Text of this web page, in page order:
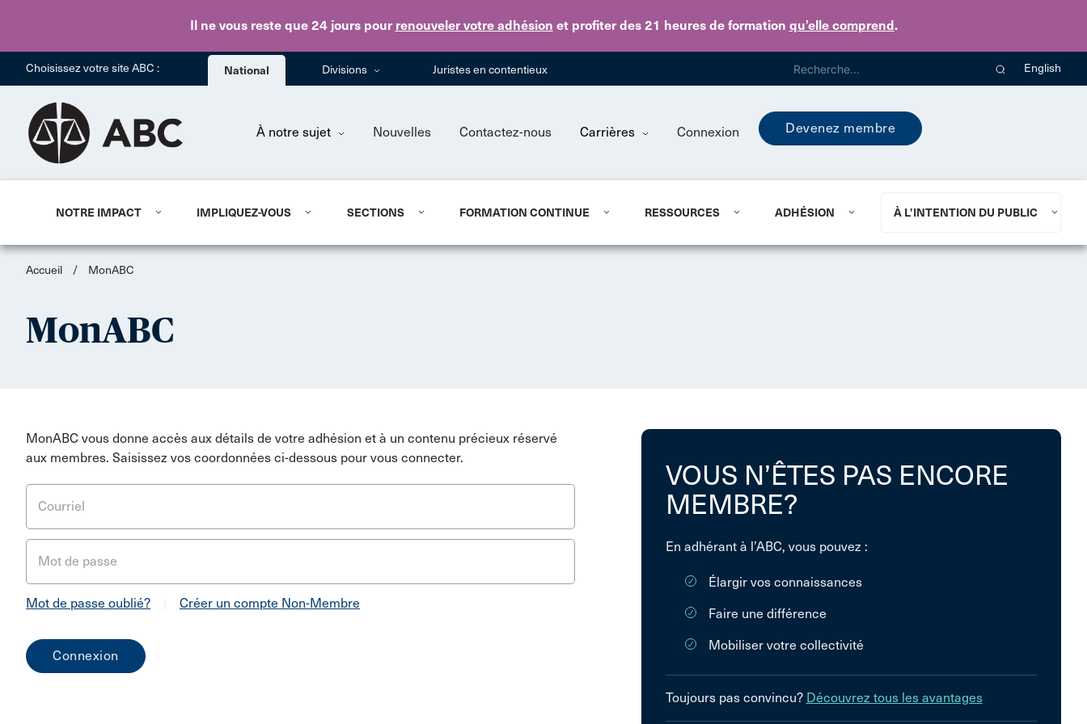
Il ne vous reste que 24 jourspour renouveler votre adhésion et profiter des 21 heures de formation qu’elle comprend.
Skip to main content
Choisissez votre site ABC : National Divisions Juristes en contentieux English
À notre sujet Nouvelles Contactez-nous Carrières Connexion Devenez membre
NOTRE IMPACT IMPLIQUEZ-VOUS SECTIONS FORMATION CONTINUE RESSOURCES ADHÉSION À L’INTENTION DU PUBLIC
Accueil / MonABC
MonABC
MonABC vous donne accès aux détails de votre adhésion et à un contenu précieux réservé
aux membres. Saisissez vos coordonnées ci-dessous pour vous connecter.
Courriel
Mot de passe
Mot de passe oublié? Créer un compte Non-Membre
VOUS N’ÊTES PAS ENCORE
MEMBRE?
En adhérant à l’ABC, vous pouvez :
Élargir vos connaissances
Faire une différence
Mobiliser votre collectivité
Toujours pas convincu? Découvrez tous les avantages